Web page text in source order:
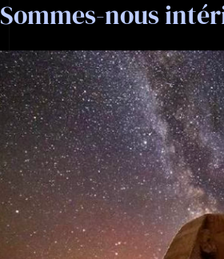
Sommes-nous